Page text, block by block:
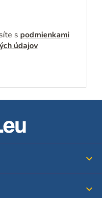
s podmienkami
údajov